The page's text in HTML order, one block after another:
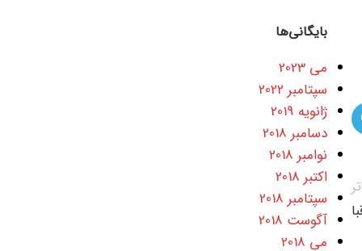
بایگانی‌ها
می 2023
سپتامبر 2022
ژانویه 2019
دسامبر 2018
نوامبر 2018
اکتبر 2018
سپتامبر 2018
آگوست 2018
می 2018